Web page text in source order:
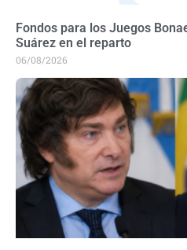
Fondos para los Juegos
Suárez en el reparto
06/08/2026